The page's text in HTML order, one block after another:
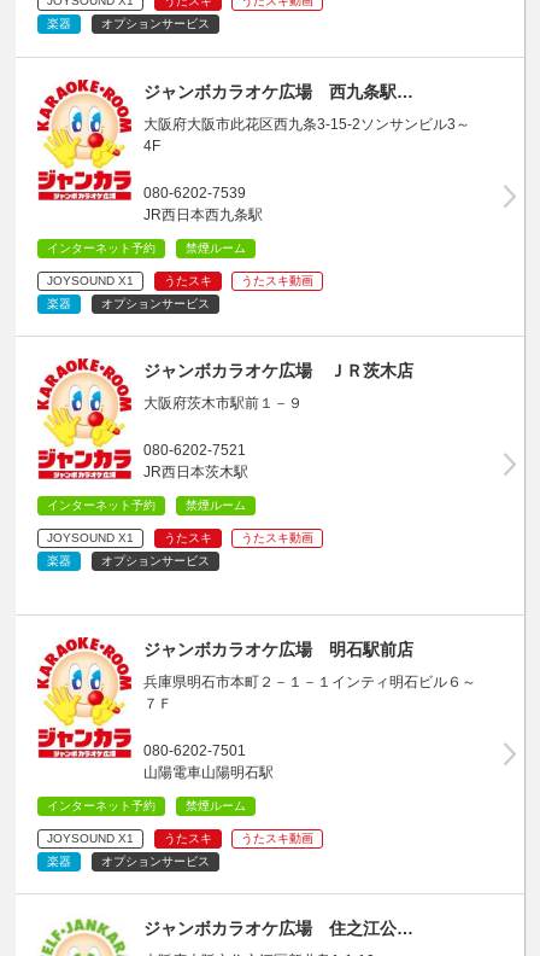
楽器
オプションサービス
ジャンボカラオケ広場 西九条駅…
大阪府大阪市此花区西九条3-15-2ソンサンビル3～
4F
080-6202-7539
JR西日本西九条駅
インターネット予約 禁煙ルーム
JOYSOUND X1 うたスキ
うたスキ動画
楽器
オプションサービス
ジャンボカラオケ広場 ＪＲ茨木店
大阪府茨木市駅前１－９
080-6202-7521
JR西日本茨木駅
インターネット予約 禁煙ルーム
JOYSOUND X1 うたスキ
うたスキ動画
楽器
オプションサービス
ジャンボカラオケ広場 明石駅前店
兵庫県明石市本町２－１－１インティ明石ビル６～
７Ｆ
080-6202-7501
山陽電車山陽明石駅
インターネット予約 禁煙ルーム
JOYSOUND X1 うたスキ
うたスキ動画
楽器
オプションサービス
ジャンボカラオケ広場 住之江公…